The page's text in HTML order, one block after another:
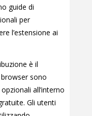
guide di
per
l’estensione ai
è il
sono
all’interno
Gli utenti